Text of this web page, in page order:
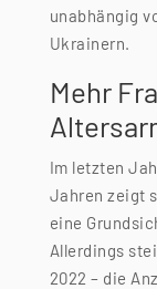
unabhängig
Ukrainern.
Mehr
Im letzten
Jahren zeigt
eine
Allerdings
2022 – die